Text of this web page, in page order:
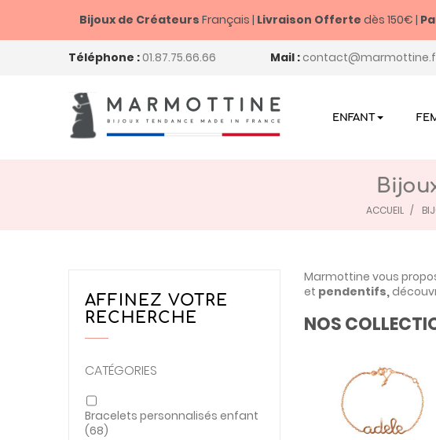
Bijoux de Créateurs Français | Livraison Offerte dès 150€ |
Téléphone :01.87.75.66.66 Mail :
ENFANT
ACCUEIL
AFFINEZ VOTRE
RECHERCHE
CATÉGORIES
Bracelets personnalisés enfant
(68)
Marmottine vous
et pendentifs,
NOS